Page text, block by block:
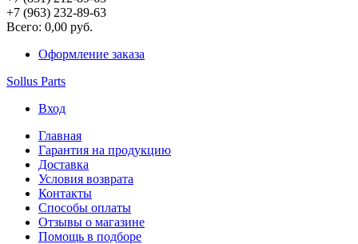
+7 (963) 232-89-63
Всего: 0,00 руб.
Оформление заказа
Sollus Parts
Вход
Главная
Гарантия на продукцию
Доставка
Условия возврата
Контакты
Способы оплаты
Отзывы о магазине
Помощь в подборе